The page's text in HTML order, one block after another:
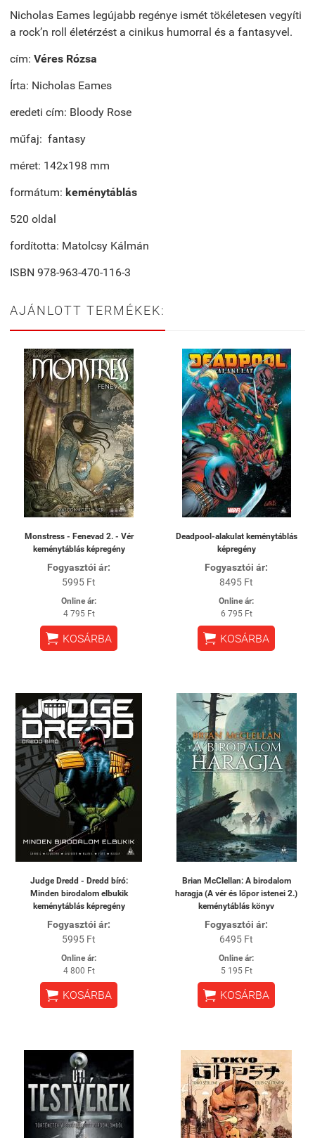
Nicholas Eames legújabb regénye ismét tökéletesen vegyíti
a rock’n roll életérzést a cinikus humorral és a fantasyvel.
cím: Véres Rózsa
Írta: Nicholas Eames
eredeti cím: Bloody Rose
műfaj: fantasy
méret: 142x198 mm
formátum: keménytáblás
520 oldal
fordította: Matolcsy Kálmán
ISBN 978-963-470-116-3
AJÁNLOTT TERMÉKEK:
Monstress - Fenevad 2. - Vér
keménytáblás képregény
Fogyasztói ár:
5995 Ft
Online ár:
4 795 Ft
 KOSÁRBA
Deadpool-alakulat keménytáblás
képregény
Fogyasztói ár:
8495 Ft
Online ár:
6 795 Ft
 KOSÁRBA
Judge Dredd - Dredd bíró:
Minden birodalom elbukik
keménytáblás képregény
Fogyasztói ár:
5995 Ft
Online ár:
4 800 Ft
 KOSÁRBA
Brian McClellan: A birodalom
haragja (A vér és lőpor istenei 2.)
keménytáblás könyv
Fogyasztói ár:
6495 Ft
Online ár:
5 195 Ft
 KOSÁRBA